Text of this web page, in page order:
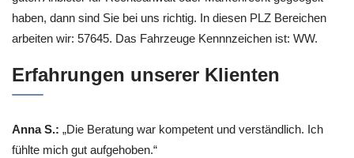
haben, dann sind Sie bei uns richtig. In diesen PLZ Bereichen
arbeiten wir: 57645. Das Fahrzeuge Kennnzeichen ist: WW.
Erfahrungen unserer Klienten
Anna S.: „Die Beratung war kompetent und verständlich. Ich
fühlte mich gut aufgehoben.“